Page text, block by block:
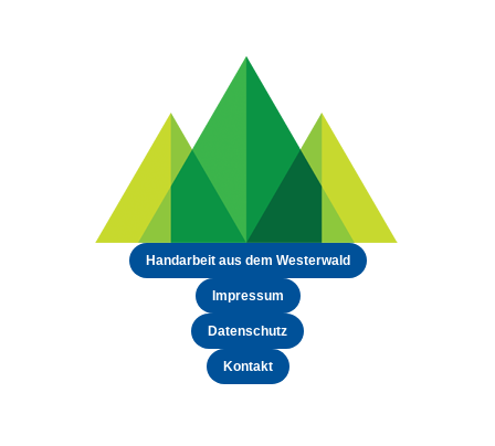
Handarbeit aus dem Westerwald
Impressum
Datenschutz
Kontakt